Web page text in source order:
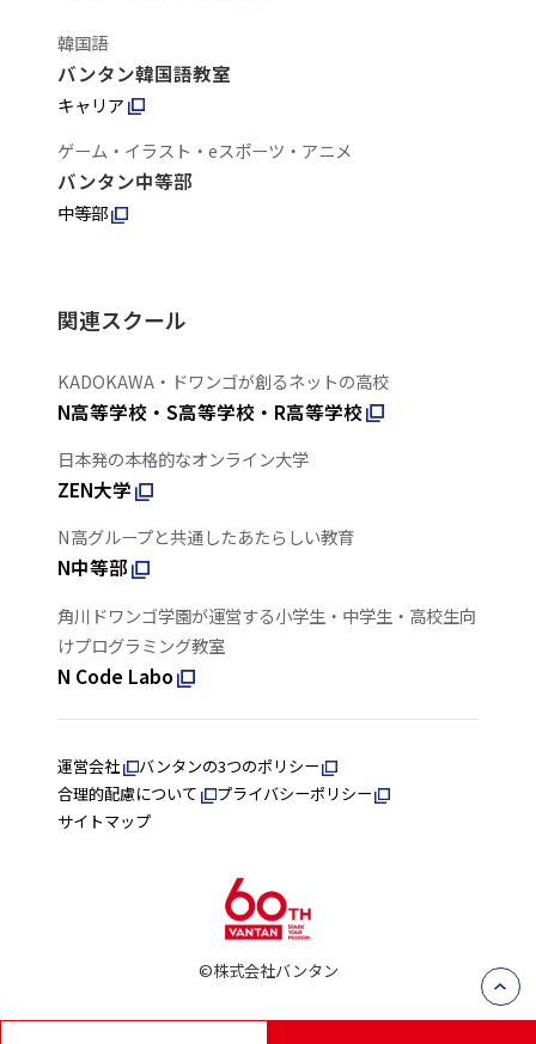
韓国語
バンタン韓国語教室
キャリア
ゲーム・イラスト・eスポーツ・アニメ
バンタン中等部
中等部
関連スクール
KADOKAWA・ドワンゴが創るネットの高校
N高等学校・S高等学校・R高等学校
日本発の本格的なオンライン大学
ZEN大学
N高グループと共通したあたらしい教育
N中等部
角川ドワンゴ学園が運営する小学生・中学生・高校生向
けプログラミング教室
N Code Labo
運営会社
バンタンの3つのポリシー
合理的配慮について
プライバシーポリシー
サイトマップ
©株式会社バンタン